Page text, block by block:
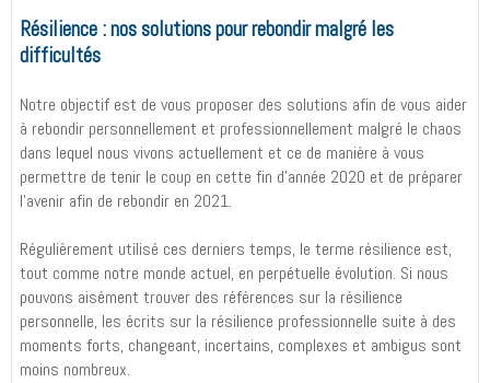
Résilience : nos solutions pour rebondir malgré les
difficultés
Notre objectif est de vous proposer des solutions afin de vous aider
à rebondir personnellement et professionnellement malgré le chaos
dans lequel nous vivons actuellement et ce de manière à vous
permettre de tenir le coup en cette fin d’année 2020 et de préparer
l’avenir afin de rebondir en 2021.
Régulièrement utilisé ces derniers temps, le terme résilience est,
tout comme notre monde actuel, en perpétuelle évolution. Si nous
pouvons aisément trouver des références sur la résilience
personnelle, les écrits sur la résilience professionnelle suite à des
moments forts, changeant, incertains, complexes et ambigus sont
moins nombreux.